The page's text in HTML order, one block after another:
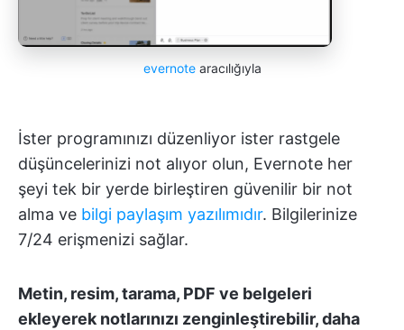
evernotearacılığıyla
İster programınızı düzenliyor ister rastgele
düşüncelerinizi not alıyor olun, Evernote her
şeyi tek bir yerde birleştiren güvenilir bir not
alma ve bilgi paylaşım yazılımıdır. Bilgilerinize
7/24 erişmenizi sağlar.
Metin, resim, tarama, PDF ve belgeleri
ekleyerek notlarınızı zenginleştirebilir, daha